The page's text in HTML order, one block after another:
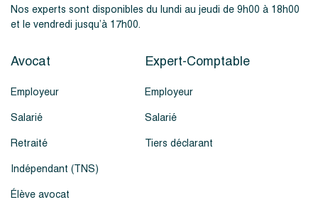
Nos experts sont disponibles du lundi au jeudi de 9h00 à 18h00
et le vendredi jusqu’à 17h00.
Avocat
Employeur
Salarié
Retraité
Indépendant (TNS)
Élève avocat
Expert-Comptable
Employeur
Salarié
Tiers déclarant